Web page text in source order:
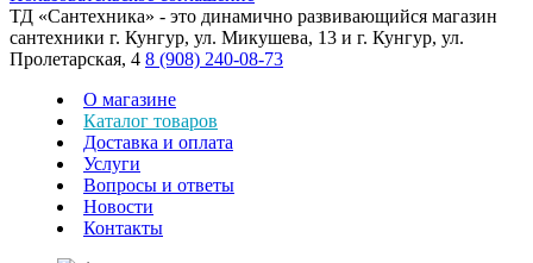
ТД «Сантехника» - это динамично развивающийся магазин
сантехники г. Кунгур, ул. Микушева, 13 и г. Кунгур, ул.
Пролетарская, 4 8 (908) 240-08-73
О магазине
Каталог товаров
Доставка и оплата
Услуги
Вопросы и ответы
Новости
Контакты